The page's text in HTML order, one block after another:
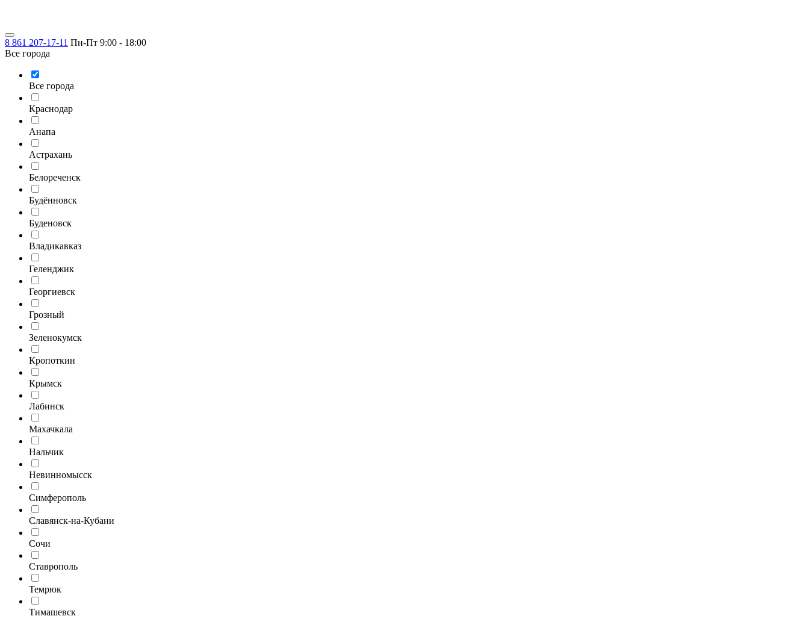
8 861 207-17-11 Пн-Пт 9:00 - 18:00
Все города
Все города
Краснодар
Анапа
Астрахань
Белореченск
Будённовск
Буденовск
Владикавказ
Геленджик
Георгиевск
Грозный
Зеленокумск
Кропоткин
Крымск
Лабинск
Махачкала
Нальчик
Невинномысск
Симферополь
Славянск-на-Кубани
Сочи
Ставрополь
Темрюк
Тимашевск